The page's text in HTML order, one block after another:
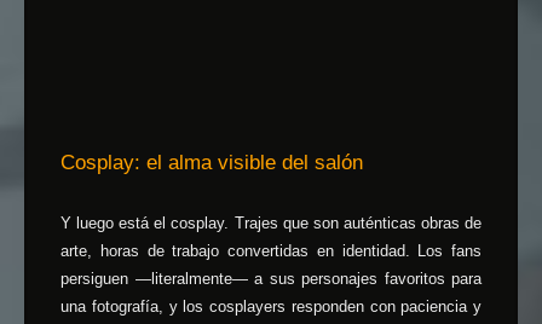
Cosplay: el alma visible del salón
Y luego está el cosplay. Trajes que son auténticas obras de
arte, horas de trabajo convertidas en identidad. Los fans
persiguen —literalmente— a sus personajes favoritos para
una fotografía, y los cosplayers responden con paciencia y